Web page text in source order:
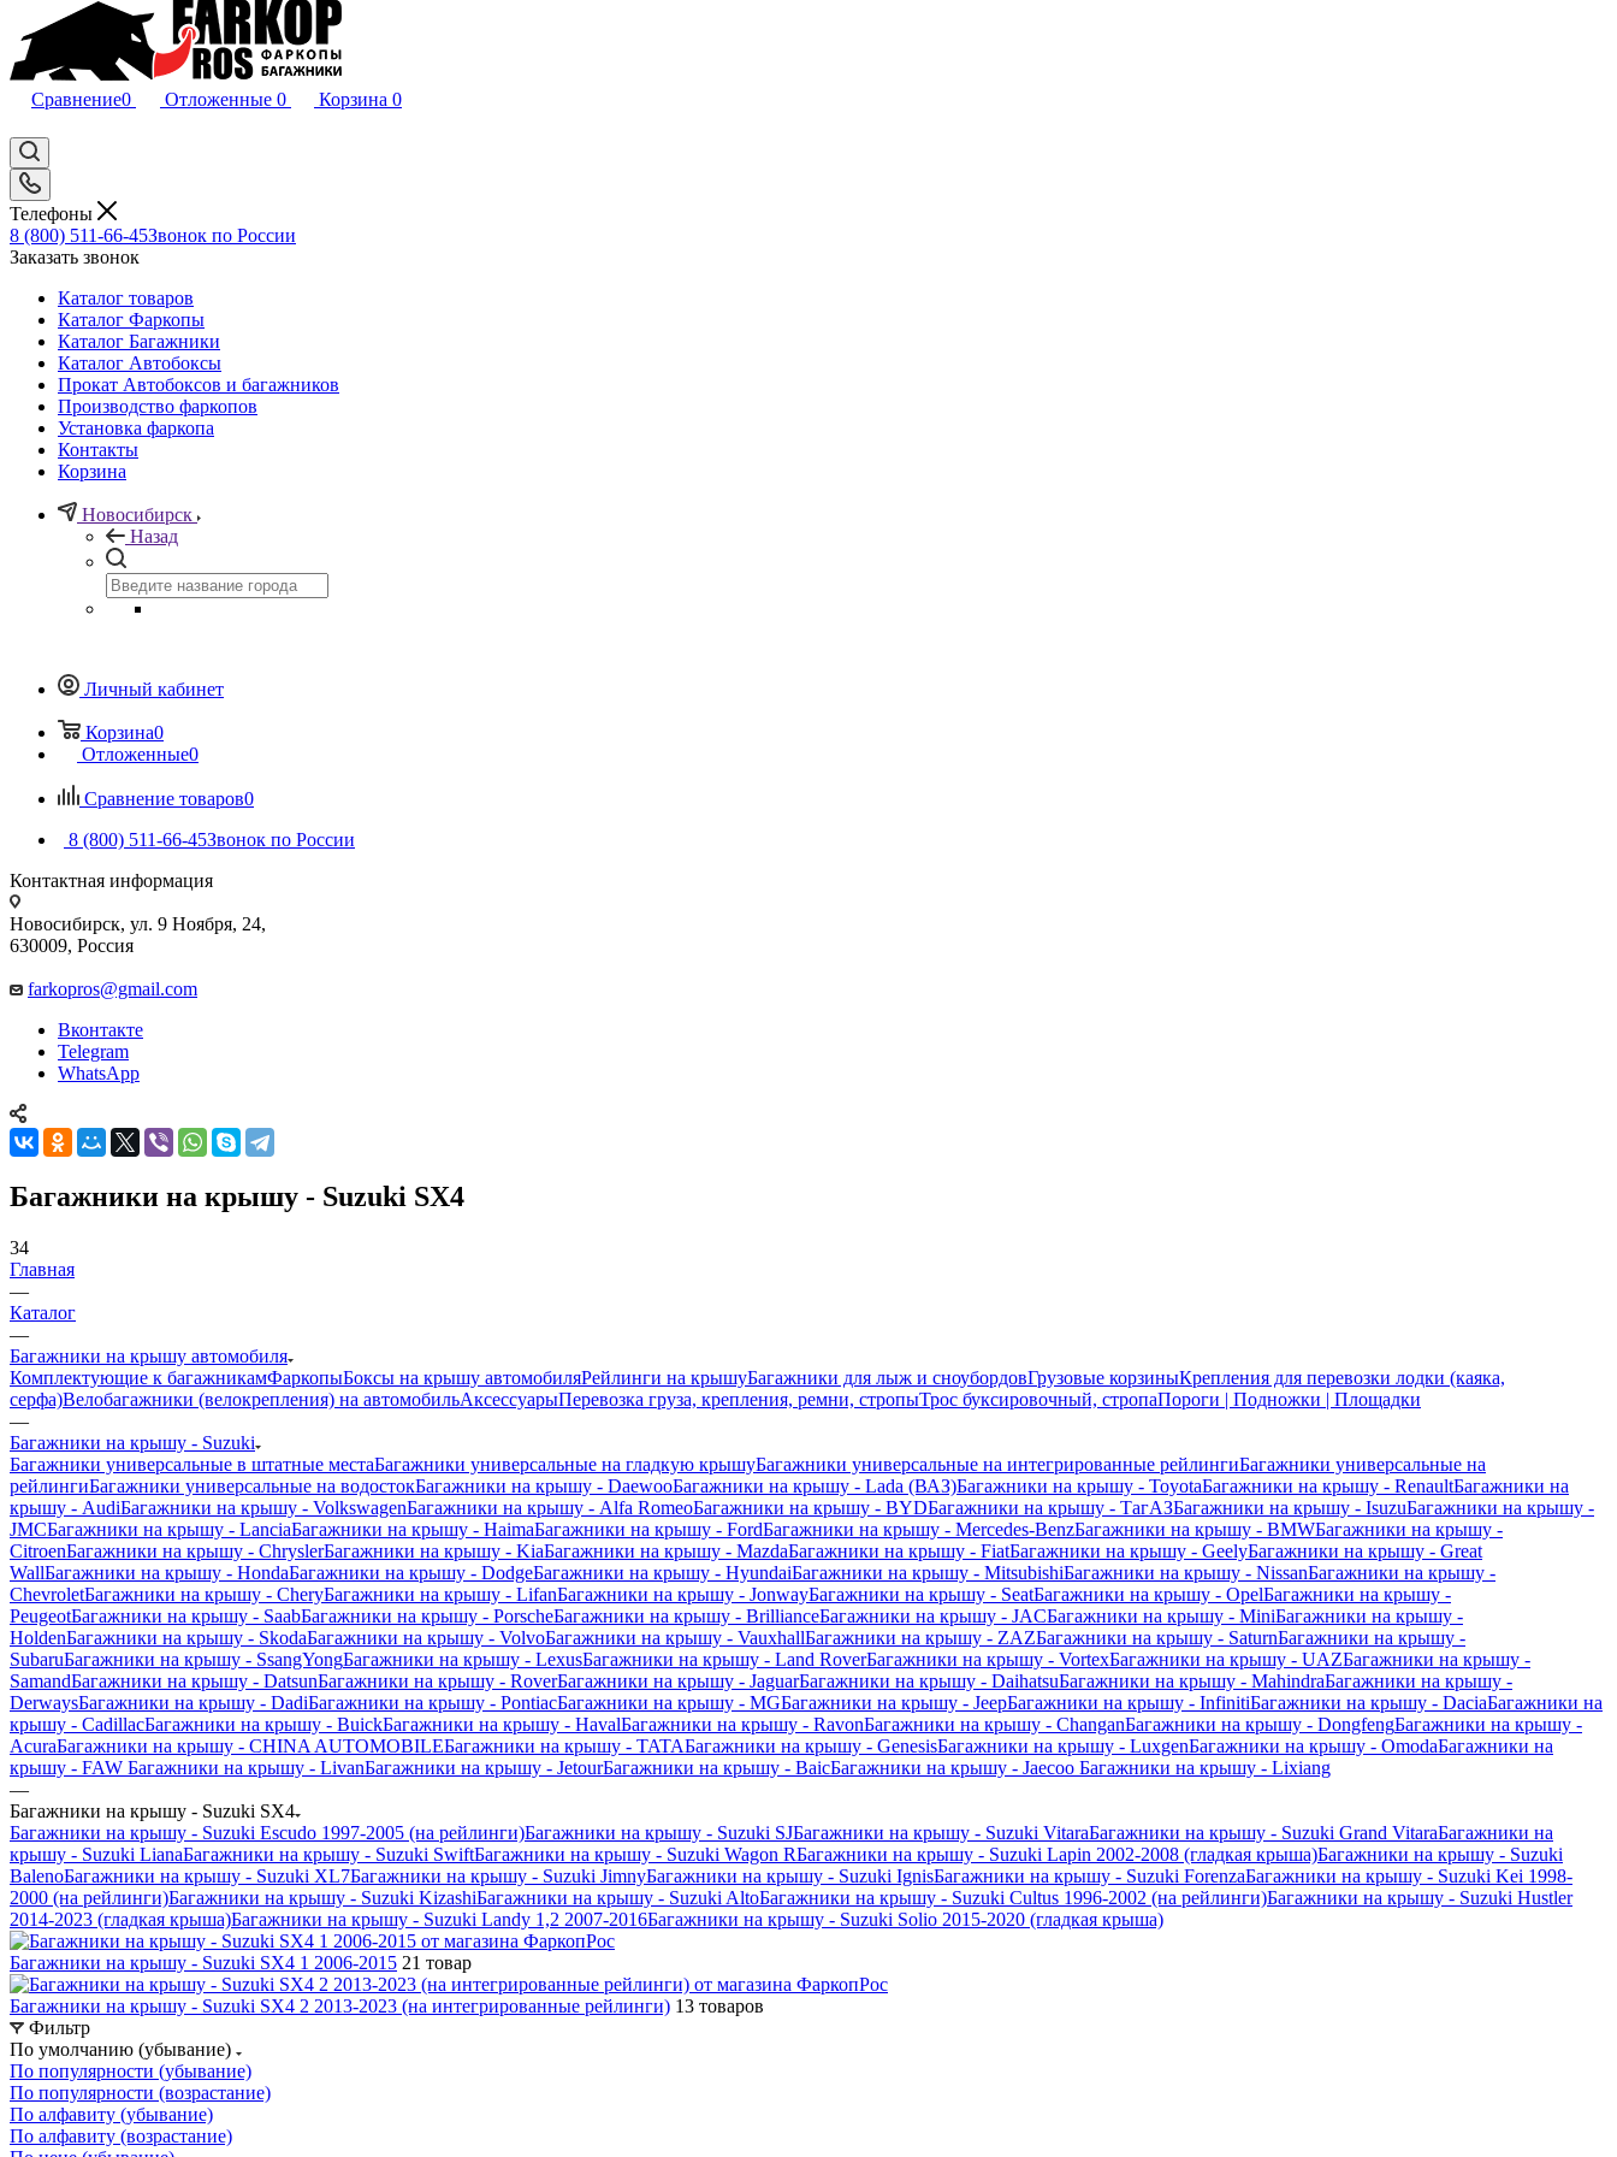
Сравнение0 Отложенные 0 Корзина 0
Телефоны
8 (800) 511-66-45Звонок по России
Заказать звонок
Каталог товаров
Каталог Фаркопы
Каталог Багажники
Каталог Автобоксы
Прокат Автобоксов и багажников
Производство фаркопов
Установка фаркопа
Контакты
Корзина
Новосибирск
Назад
Личный кабинет
Корзина0
Отложенные0
Сравнение товаров0
8 (800) 511-66-45Звонок по России
Контактная информация
Новосибирск, ул. 9 Ноября, 24,
630009, Россия
farkopros@gmail.com
Вконтакте
Telegram
WhatsApp
Багажники на крышу - Suzuki SX4
34
Главная
—
Каталог
—
Багажники на крышу автомобиля
Комплектующие к багажникамФаркопыБоксы на крышу автомобиляРейлинги на крышуБагажники для лыж и сноубордовГрузовые корзиныКрепления для перевозки лодки (каяка,
серфа)Велобагажники (велокрепления) на автомобильАксессуарыПеревозка груза, крепления, ремни, стропыТрос буксировочный, стропаПороги | Подножки | Площадки
—
Багажники на крышу - Suzuki
Багажники универсальные в штатные местаБагажники универсальные на гладкую крышуБагажники универсальные на интегрированные рейлингиБагажники универсальные на
рейлингиБагажники универсальные на водостокБагажники на крышу - DaewooБагажники на крышу - Lada (ВАЗ)Багажники на крышу - ToyotaБагажники на крышу - RenaultБагажники на
крышу - AudiБагажники на крышу - VolkswagenБагажники на крышу - Alfa RomeoБагажники на крышу - BYDБагажники на крышу - ТагАЗБагажники на крышу - IsuzuБагажники на крышу -
JMCБагажники на крышу - LanciaБагажники на крышу - HaimaБагажники на крышу - FordБагажники на крышу - Mercedes-BenzБагажники на крышу - BMWБагажники на крышу -
CitroenБагажники на крышу - ChryslerБагажники на крышу - KiaБагажники на крышу - MazdaБагажники на крышу - FiatБагажники на крышу - GeelyБагажники на крышу - Great
WallБагажники на крышу - HondaБагажники на крышу - DodgeБагажники на крышу - HyundaiБагажники на крышу - MitsubishiБагажники на крышу - NissanБагажники на крышу -
ChevroletБагажники на крышу - CheryБагажники на крышу - LifanБагажники на крышу - JonwayБагажники на крышу - SeatБагажники на крышу - OpelБагажники на крышу -
PeugeotБагажники на крышу - SaabБагажники на крышу - PorscheБагажники на крышу - BrillianceБагажники на крышу - JACБагажники на крышу - MiniБагажники на крышу -
HoldenБагажники на крышу - SkodaБагажники на крышу - VolvoБагажники на крышу - VauxhallБагажники на крышу - ZAZБагажники на крышу - SaturnБагажники на крышу -
SubaruБагажники на крышу - SsangYongБагажники на крышу - LexusБагажники на крышу - Land RoverБагажники на крышу - VortexБагажники на крышу - UAZБагажники на крышу -
SamandБагажники на крышу - DatsunБагажники на крышу - RoverБагажники на крышу - JaguarБагажники на крышу - DaihatsuБагажники на крышу - MahindraБагажники на крышу -
DerwaysБагажники на крышу - DadiБагажники на крышу - PontiacБагажники на крышу - MGБагажники на крышу - JeepБагажники на крышу - InfinitiБагажники на крышу - DaciaБагажники на
крышу - CadillacБагажники на крышу - BuickБагажники на крышу - HavalБагажники на крышу - RavonБагажники на крышу - ChanganБагажники на крышу - DongfengБагажники на крышу -
AcuraБагажники на крышу - CHINA AUTOMOBILEБагажники на крышу - TATAБагажники на крышу - GenesisБагажники на крышу - LuxgenБагажники на крышу - OmodaБагажники на
крышу - FAW Багажники на крышу - LivanБагажники на крышу - JetourБагажники на крышу - BaicБагажники на крышу - Jaecoo Багажники на крышу - Lixiang
—
Багажники на крышу - Suzuki SX4
Багажники на крышу - Suzuki Escudo 1997-2005 (на рейлинги)Багажники на крышу - Suzuki SJБагажники на крышу - Suzuki VitaraБагажники на крышу - Suzuki Grand VitaraБагажники на
крышу - Suzuki LianaБагажники на крышу - Suzuki SwiftБагажники на крышу - Suzuki Wagon RБагажники на крышу - Suzuki Lapin 2002-2008 (гладкая крыша)Багажники на крышу - Suzuki
BalenoБагажники на крышу - Suzuki XL7Багажники на крышу - Suzuki JimnyБагажники на крышу - Suzuki IgnisБагажники на крышу - Suzuki ForenzaБагажники на крышу - Suzuki Kei 1998-
2000 (на рейлинги)Багажники на крышу - Suzuki KizashiБагажники на крышу - Suzuki AltoБагажники на крышу - Suzuki Cultus 1996-2002 (на рейлинги)Багажники на крышу - Suzuki Hustler
2014-2023 (гладкая крыша)Багажники на крышу - Suzuki Landy 1,2 2007-2016Багажники на крышу - Suzuki Solio 2015-2020 (гладкая крыша)
Багажники на крышу - Suzuki SX4 1 2006-2015 21 товар
Багажники на крышу - Suzuki SX4 2 2013-2023 (на интегрированные рейлинги) 13 товаров
Фильтр
По умолчанию (убывание)
По популярности (убывание)
По популярности (возрастание)
По алфавиту (убывание)
По алфавиту (возрастание)